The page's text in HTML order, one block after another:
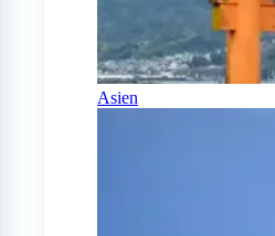
Asien